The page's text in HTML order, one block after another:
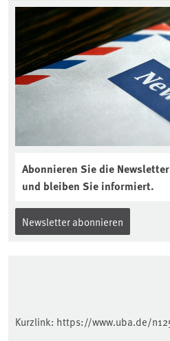
Abonnieren Sie die
und bleiben Sie informiert.
Newsletter abonnieren
Kurzlink: https://www.uba.de/